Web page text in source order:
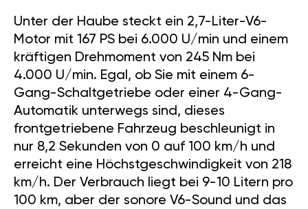
Unter der Haube steckt ein 2,7-Liter-V6-
Motor mit 167 PS bei 6.000 U/min und einem
kräftigen Drehmoment von 245 Nm bei
4.000 U/min. Egal, ob Sie mit einem 6-
Gang-Schaltgetriebe oder einer 4-Gang-
Automatik unterwegs sind, dieses
frontgetriebene Fahrzeug beschleunigt in
nur 8,2 Sekunden von 0 auf 100 km/h und
erreicht eine Höchstgeschwindigkeit von 218
km/h. Der Verbrauch liegt bei 9-10 Litern pro
100 km, aber der sonore V6-Sound und das